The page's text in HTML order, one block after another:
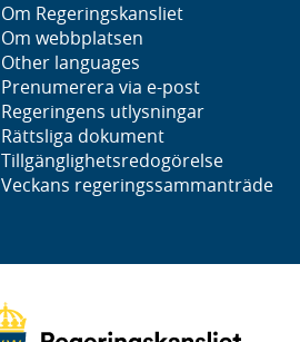
Om Regeringskansliet
Om webbplatsen
Other languages
Prenumerera via e-post
Regeringens utlysningar
Rättsliga dokument
Tillgänglighetsredogörelse
Veckans regeringssammanträde